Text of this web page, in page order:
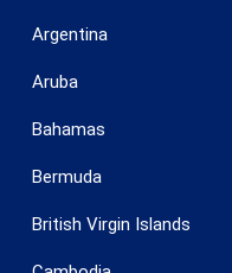
Argentina
Aruba
Bahamas
Bermuda
British Virgin Islands